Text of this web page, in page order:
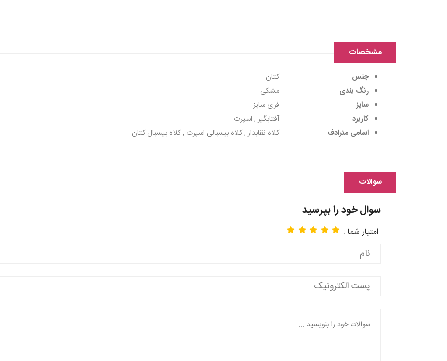
مشخصات
جنس
کتان
رنگ بندی
مشکی
سایز
فری سایز
کاربرد
آفتابگیر , اسپرت
اسامی مترادف
کلاه نقابدار , کلاه بیسبالی اسپرت , کلاه بیسبال کتان
سوالات
سوال خود را بپرسید
امتیار شما :